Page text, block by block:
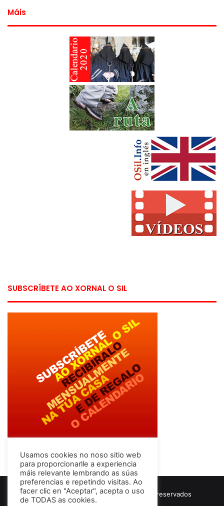
Máis
SUBSCRÍBETE AO XORNAL O SIL
© Copyright 2026, Todos los derechos reservados
Usamos cookies no noso sitio web
para proporcionarlle a experiencia
máis relevante lembrando as súas
preferencias e repetindo visitas. Ao
facer clic en "Aceptar", acepta o uso
de TODAS as cookies.